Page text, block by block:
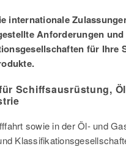
internationale
Anforderungen und
für Ihre
Schiffsausrüstung,
sowie in der Öl- und